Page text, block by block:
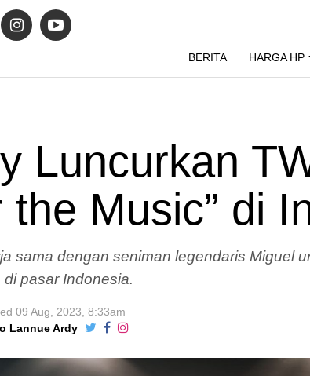
BERITA HARGA HP
Luncurkan
the Music” di
sama dengan seniman legendaris Miguel
pasar Indonesia.
09 Aug, 2023, 8:33am
Lannue Ardy